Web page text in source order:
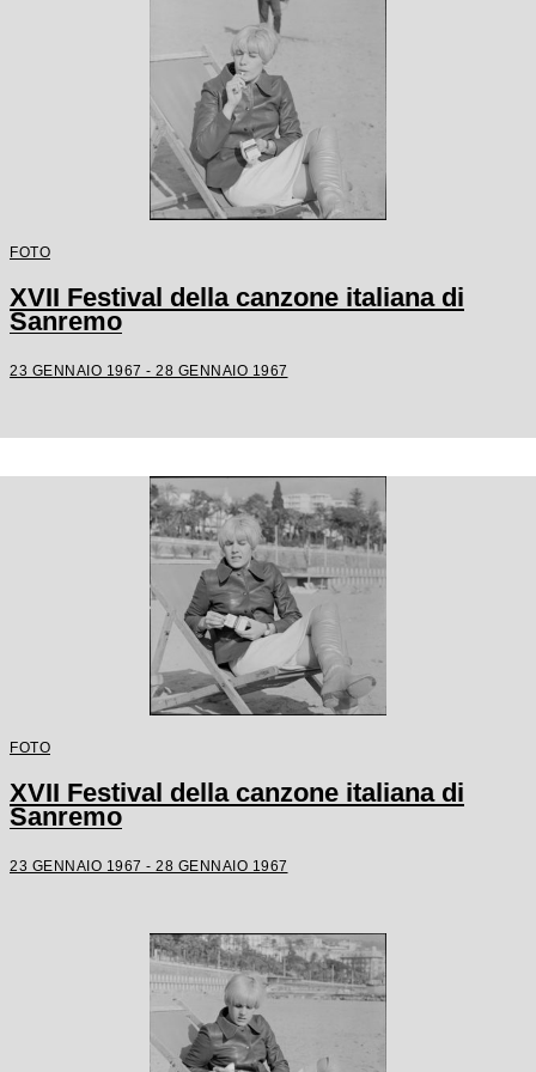
FOTO
XVII Festival della canzone italiana di
Sanremo
23 GENNAIO 1967 - 28 GENNAIO 1967
FOTO
XVII Festival della canzone italiana di
Sanremo
23 GENNAIO 1967 - 28 GENNAIO 1967